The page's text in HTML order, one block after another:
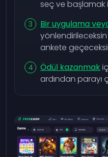
seç ve başlamak
Bir uygulama
ankete
Ödül kazanmak
ardından parayı